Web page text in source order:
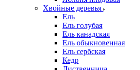
Хвойные деревья
Ель
Ель голубая
Ель канадская
Ель обыкновенная
Ель сербская
Кедр